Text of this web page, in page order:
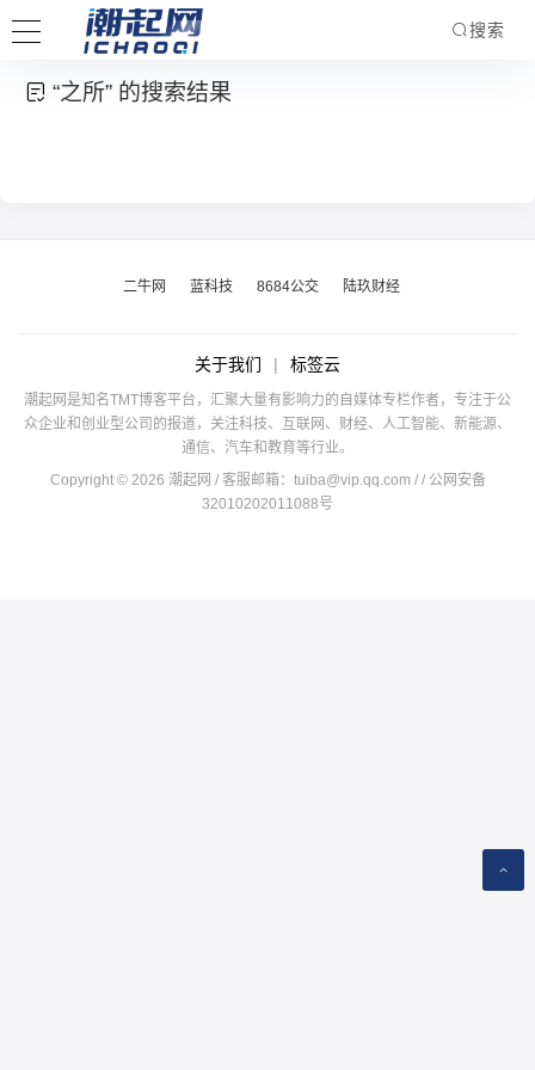
搜索
“之所” 的搜索结果
二牛网 蓝科技 8684公交 陆玖财经
关于我们 | 标签云
潮起网是知名TMT博客平台，汇聚大量有影响力的自媒体专栏作者，专注于公
众企业和创业型公司的报道，关注科技、互联网、财经、人工智能、新能源、
通信、汽车和教育等行业。
Copyright © 2026 潮起网 / 客服邮箱： tuiba@vip.qq.com / / 公网安备
32010202011088号